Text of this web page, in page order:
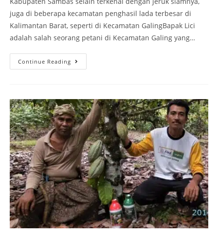
juga di beberapa kecamatan penghasil lada terbesar di
Kalimantan Barat, seperti di Kecamatan GalingBapak Lici
adalah salah seorang petani di Kecamatan Galing yang…
Continue Reading